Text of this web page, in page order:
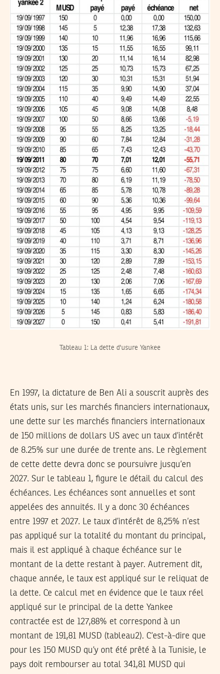
Tableau 1: La dette d'usure Yankee
En 1997, la dictature de Ben Ali a souscrit auprès des
états unis, sur les marchés financiers internationaux,
une dette sur les marchés financiers internationaux
de 150 millions de dollars US avec un taux d’intérêt
de 8.25% sur une durée de trente ans. Le règlement
de cette dette devra donc se poursuivre jusqu’en
2027. Sur le tableau 1, figure le détail du calcul des
échéances. Les échéances sont annuelles et sont
appelées des annuités. Il y a donc 30 échéances
entre 1997 et 2027. Le taux d’intérêt de 8,25% n’est
pas appliqué sur la totalité du montant du principal,
mais il est appliqué à chaque échéance sur le
montant de la dette restant à payer. Autrement dit,
chaque année, le taux est appliqué sur le reliquat de
la dette. Ce calcul met en évidence que le taux réel
appliqué sur le principal de la dette Yankee
contractée est de 127,88% et correspond à un
montant de 191,81 MUSD (tableau2). C’est-à-dire que
pour les 150 MUSD qu’y ont été prêté à la Tunisie, le
pays doit rembourser au total 341,81 MUSD qui